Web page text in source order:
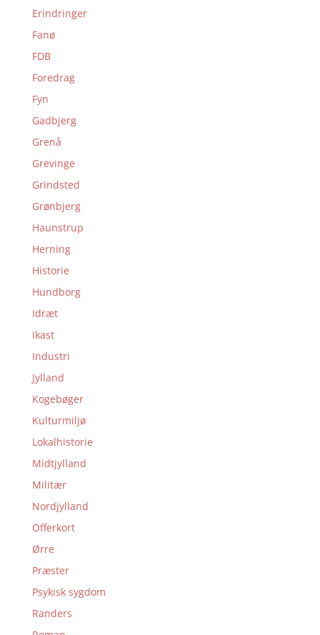
Erindringer
Fanø
FDB
Foredrag
Fyn
Gadbjerg
Grenå
Grevinge
Grindsted
Grønbjerg
Haunstrup
Herning
Historie
Hundborg
Idræt
Ikast
Industri
Jylland
Kogebøger
Kulturmiljø
Lokalhistorie
Midtjylland
Militær
Nordjylland
Offerkort
Ørre
Præster
Psykisk sygdom
Randers